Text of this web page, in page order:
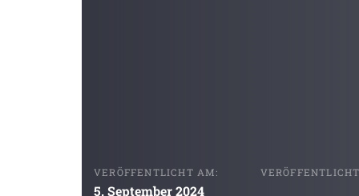
VERÖFFENTLICHT AM:
5. September 2024